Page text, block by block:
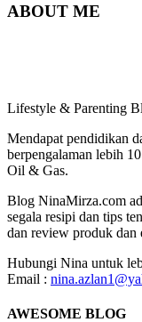
ABOUT ME
Lifestyle & Parenting
Mendapat pendidikan
berpengalaman lebih
Oil & Gas.
Blog NinaMirza.com
segala resipi dan tips
dan review produk dan
Hubungi Nina untuk
Email :
AWESOME BLOG